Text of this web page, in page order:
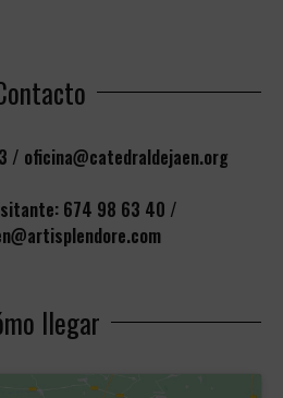
/ oficina@catedraldejaen.org
674 98 63 40 /
llegar